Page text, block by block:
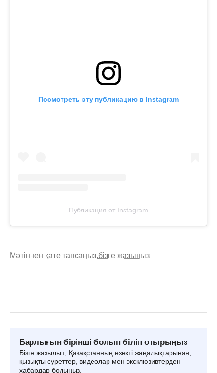
Посмотреть эту публикацию в Instagram
Публикация от Instagram
Мәтіннен қате тапсаңыз,бізге жазыңыз
Барлығын бірінші болып біліп отырыңыз
Бізге жазылып, Қазақстанның өзекті жаңалықтарынан,
қызықты суреттер, видеолар мен эксклюзивтерден
хабардар болыңыз.